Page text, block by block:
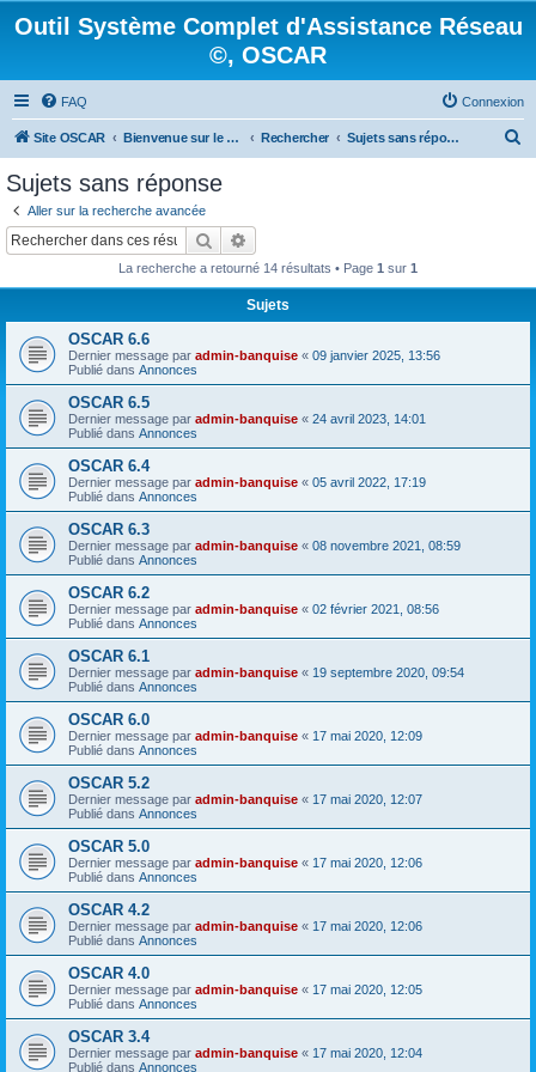
Outil Système Complet d'Assistance Réseau
©, OSCAR
FAQ Connexion
Site OSCAR Bienvenue sur le nouveau forum OSCAR Rechercher Sujets sans réponse
Sujets sans réponse
Aller sur la recherche avancée
Rechercher
La recherche a retourné 14 résultats • Page 1 sur 1
Sujets
OSCAR 6.6
Dernier message par admin-banquise « 09 janvier 2025, 13:56
Publié dans Annonces
OSCAR 6.5
Dernier message par admin-banquise « 24 avril 2023, 14:01
Publié dans Annonces
OSCAR 6.4
Dernier message par admin-banquise « 05 avril 2022, 17:19
Publié dans Annonces
OSCAR 6.3
Dernier message par admin-banquise « 08 novembre 2021, 08:59
Publié dans Annonces
OSCAR 6.2
Dernier message par admin-banquise « 02 février 2021, 08:56
Publié dans Annonces
OSCAR 6.1
Dernier message par admin-banquise « 19 septembre 2020, 09:54
Publié dans Annonces
OSCAR 6.0
Dernier message par admin-banquise « 17 mai 2020, 12:09
Publié dans Annonces
OSCAR 5.2
Dernier message par admin-banquise « 17 mai 2020, 12:07
Publié dans Annonces
OSCAR 5.0
Dernier message par admin-banquise « 17 mai 2020, 12:06
Publié dans Annonces
OSCAR 4.2
Dernier message par admin-banquise « 17 mai 2020, 12:06
Publié dans Annonces
OSCAR 4.0
Dernier message par admin-banquise « 17 mai 2020, 12:05
Publié dans Annonces
OSCAR 3.4
Dernier message par admin-banquise « 17 mai 2020, 12:04
Publié dans Annonces